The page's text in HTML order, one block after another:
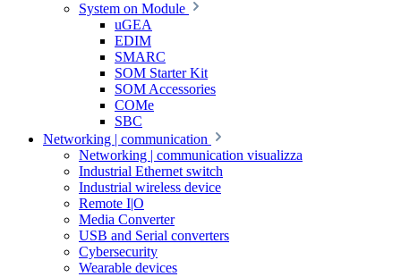
System on Module
uGEA
EDIM
SMARC
SOM Starter Kit
SOM Accessories
COMe
SBC
Networking | communication
Networking | communication visualizza
Industrial Ethernet switch
Industrial wireless device
Remote I|O
Media Converter
USB and Serial converters
Cybersecurity
Wearable devices